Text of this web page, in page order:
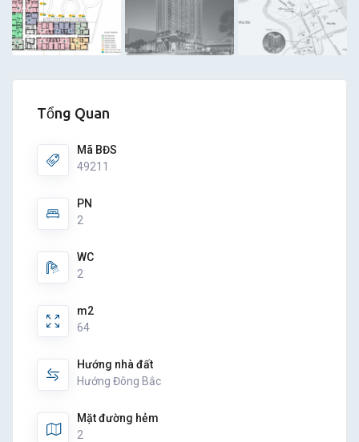
Tổng Quan
Mã BĐS
49211
PN
2
WC
2
m2
64
Hướng nhà đất
Hướng Đông Bắc
Mặt đường hẻm
2